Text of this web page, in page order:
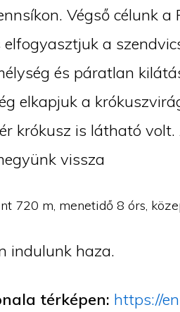
Végső célunk
elfogyasztjuk a
és páratlan
elkapjuk a
krókusz is látható
vissza
720 m, menetidő 8 órs,
indulunk haza.
térképen: https://